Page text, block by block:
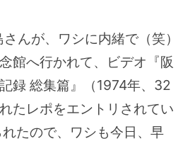
んが、ワシに内緒で（笑）
館へ行かれて、ビデオ『阪
録 総集篇』（1974年、32
たレポをエントリされてい
たので、ワシも今日、早